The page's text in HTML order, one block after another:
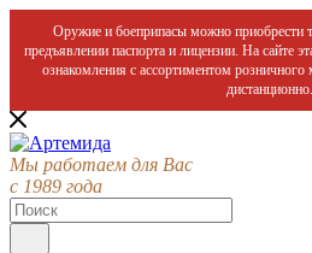
Оружие и боеприпасы можно приобрести
предъявлении паспорта и лицензии. На сайте
ознакомления с ассортиментом розничного
дистанционно.
Мы работаем для Вас
с 1989 года